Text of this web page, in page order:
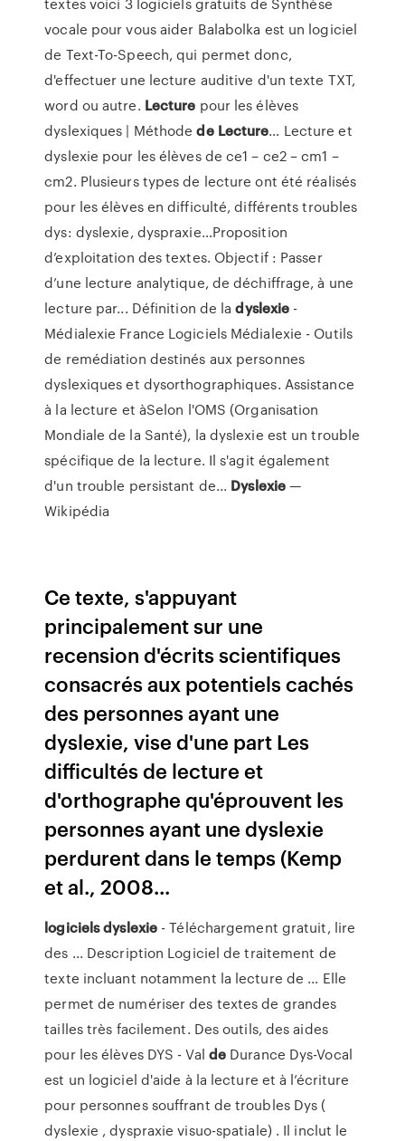
vocale pour vous aider Balabolka est un logiciel
de Text-To-Speech, qui permet donc,
d'effectuer une lecture auditive d'un texte TXT,
word ou autre. Lecture pour les élèves
dyslexiques | Méthodede Lecture… Lecture et
dyslexie pour les élèves de ce1 – ce2 – cm1 –
cm2. Plusieurs types de lecture ont été réalisés
pour les élèves en difficulté, différents troubles
dys: dyslexie, dyspraxie…Proposition
d’exploitation des textes. Objectif : Passer
d’une lecture analytique, de déchiffrage, à une
lecture par... Définition de ladyslexie -
Médialexie France Logiciels Médialexie - Outils
de remédiation destinés aux personnes
dyslexiques et dysorthographiques. Assistance
à la lecture et àSelon l'OMS (Organisation
Mondiale de la Santé), la dyslexie est un trouble
spécifique de la lecture. Il s'agit également
d'un trouble persistant de... Dyslexie—
Wikipédia
Ce texte, s'appuyant
principalement sur une
recension d'écrits scientifiques
consacrés aux potentiels cachés
des personnes ayant une
dyslexie, vise d'une part Les
difficultés de lecture et
d'orthographe qu'éprouvent les
personnes ayant une dyslexie
perdurent dans le temps (Kemp
et al., 2008...
logicielsdyslexie - Téléchargement gratuit, lire
des ... Description Logiciel de traitement de
texte incluant notamment la lecture de ... Elle
permet de numériser des textes de grandes
tailles très facilement. Des outils, des aides
pour les élèves DYS - Val de Durance Dys-Vocal
est un logiciel d'aide à la lecture et à l’écriture
pour personnes souffrant de troubles Dys (
dyslexie , dyspraxie visuo-spatiale) . Il inclut le